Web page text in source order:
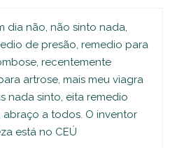
dia não, não sinto nada,
de presão, remedio para
recentemente
artrose, mais meu viagra
nada sinto, eita remedio
a todos. O inventor
está no CEÚ